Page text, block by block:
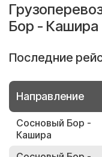
Бор - Кашира
Последние
Направление
Сосновый Бор -
Кашира